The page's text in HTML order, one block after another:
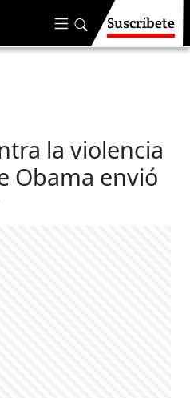
Suscríbete
la violencia
Obama envió